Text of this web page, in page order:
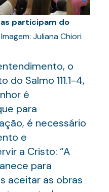
participam do
Juliana Chiori
o
do Salmo 111.1-4,
é
para
é necessário
e
a Cristo: “A
para
aceitar as obras